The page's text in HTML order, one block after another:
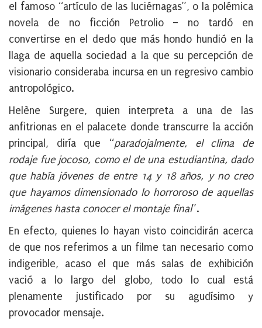
el famoso “artículo de las luciérnagas”, o la polémica
novela de no ficción Petrolio – no tardó en
convertirse en el dedo que más hondo hundió en la
llaga de aquella sociedad a la que su percepción de
visionario consideraba incursa en un regresivo cambio
antropológico.
Helène Surgere, quien interpreta a una de las
anfitrionas en el palacete donde transcurre la acción
principal, diría que “paradojalmente, el clima de
rodaje fue jocoso, como el de una estudiantina, dado
que había jóvenes de entre 14 y 18 años, y no creo
que hayamos dimensionado lo horroroso de aquellas
imágenes hasta conocer el montaje final”.
En efecto, quienes lo hayan visto coincidirán acerca
de que nos referimos a un filme tan necesario como
indigerible, acaso el que más salas de exhibición
vació a lo largo del globo, todo lo cual está
plenamente justificado por su agudísimo y
provocador mensaje.